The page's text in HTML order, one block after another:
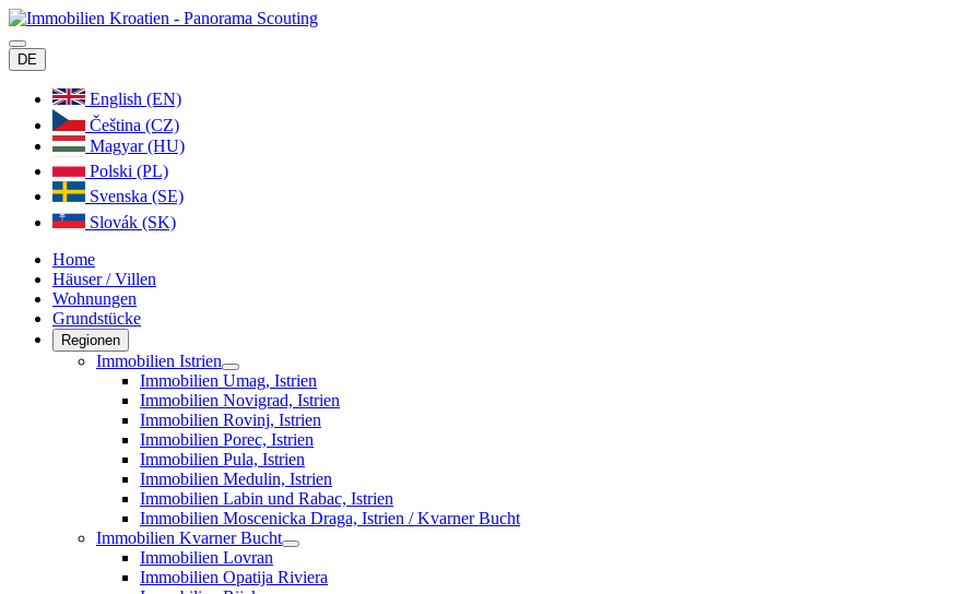
DE
English (EN)
Čeština (CZ)
Magyar (HU)
Polski (PL)
Svenska (SE)
Slovák (SK)
Home
Häuser / Villen
Wohnungen
Grundstücke
Regionen
Immobilien Istrien
Immobilien Umag, Istrien
Immobilien Novigrad, Istrien
Immobilien Rovinj, Istrien
Immobilien Porec, Istrien
Immobilien Pula, Istrien
Immobilien Medulin, Istrien
Immobilien Labin und Rabac, Istrien
Immobilien Moscenicka Draga, Istrien / Kvarner Bucht
Immobilien Kvarner Bucht
Immobilien Lovran
Immobilien Opatija Riviera